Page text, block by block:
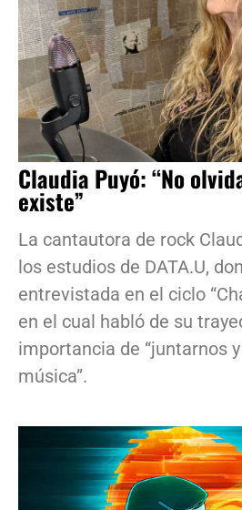
Claudia Puyó: “No
existe”
La cantautora de rock
los estudios de DATA.U,
entrevistada en el ciclo
en el cual habló de su
importancia de “juntarnos
música”.